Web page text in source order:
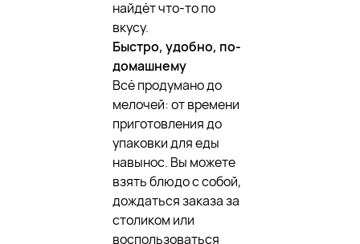
найдёт что-то по
вкусу.
Быстро, удобно, по-
домашнему
Всё продумано до
мелочей: от времени
приготовления до
упаковки для еды
навынос. Вы можете
взять блюдо с собой,
дождаться заказа за
столиком или
воспользоваться